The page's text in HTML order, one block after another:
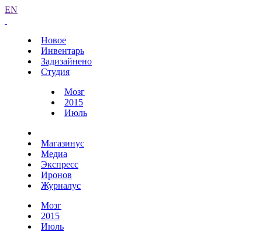
EN
Новое
Инвентарь
Задизайнено
Студия
Мозг
2015
Июль
Магазинус
Медиа
Экспресс
Иронов
Журналус
Мозг
2015
Июль